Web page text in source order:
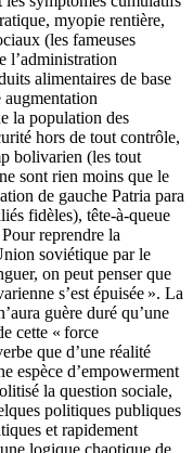
myopie rentière,
(les fameuses
l’administration
alimentaires de base
augmentation
la population des
hors de tout contrôle,
bolivarien (les tout
sont rien moins que le
de gauche Patria para
fidèles), tête-à-queue
reprendre la
soviétique par le
on peut penser que
s’est épuisée ». La
guère duré qu’une
cette « force
que d’une réalité
espèce d’empowerment
la question sociale,
politiques publiques
et rapidement
logique chaotique de